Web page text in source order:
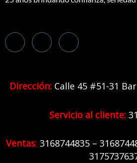
Dirección: Calle 45 #51-31
Servicio al cliente:
Ventas: 3168744835 –